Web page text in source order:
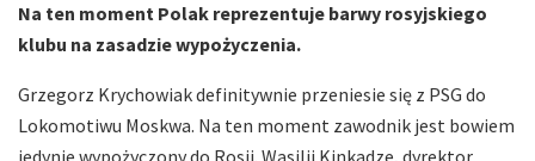
Na ten moment Polak reprezentuje barwy rosyjskiego
klubu na zasadzie wypożyczenia.
Grzegorz Krychowiak definitywnie przeniesie się z PSG do
Lokomotiwu Moskwa. Na ten moment zawodnik jest bowiem
jedynie wypożyczony do Rosji. Wasilij Kinkadze, dyrektor